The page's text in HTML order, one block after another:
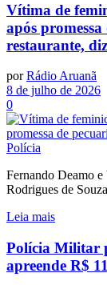
Vítima de
após
restaurante,
por Rádio Aruanã
8 de julho de 2026
0
Polícia
Fernando Deamo
Rodrigues de
Leia mais
Polícia Militar
apreende R$